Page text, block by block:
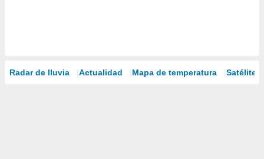
Radar de lluvia Actualidad Mapa de temperatura Satélites